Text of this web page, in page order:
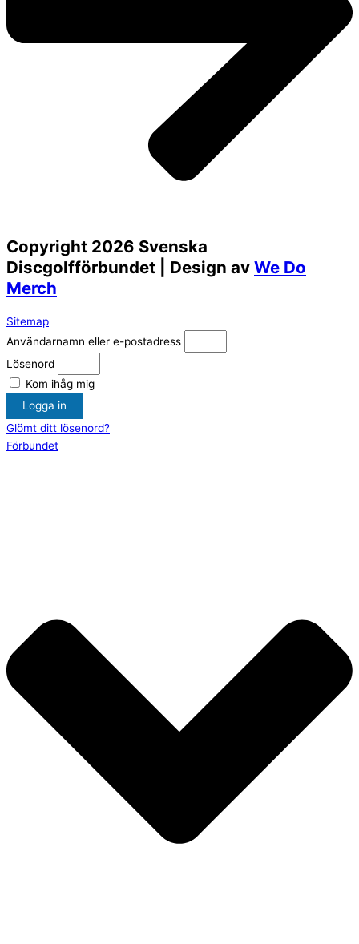
Copyright 2026 Svenska
Discgolfförbundet | Design av We Do
Merch
Sitemap
Användarnamn eller e-postadress
Lösenord
Kom ihåg mig
Logga in
Glömt ditt lösenord?
Förbundet